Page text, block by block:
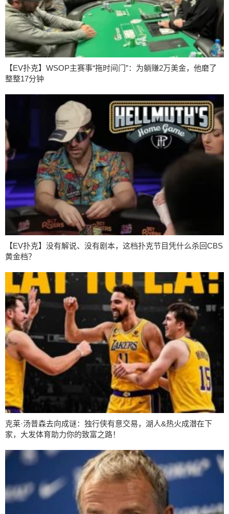
【EV扑克】WSOP主赛事“拖时间门”：为躺赚2万美金，他磨了
整整17分钟
【EV扑克】没有解说、没有剧本，这档扑克节目凭什么杀回CBS
黄金档？
克莱·汤普森去向成谜：独行侠有意交易，湖人&热火成潜在下
家，大发体育助力你的致富之路！